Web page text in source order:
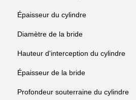
Épaisseur du cylindre
Diamètre de la bride
Hauteur d'interception du cylindre
Épaisseur de la bride
Profondeur souterraine du cylindre